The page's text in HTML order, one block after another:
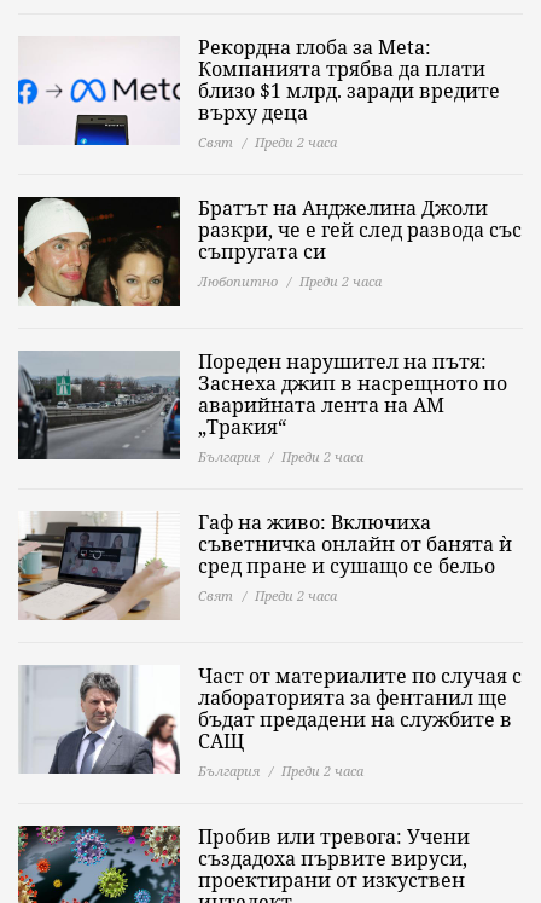
Рекордна глоба за Meta:
Компанията трябва да плати
близо $1 млрд. заради вредите
върху деца
Свят Преди 2 часа
Братът на Анджелина Джоли
разкри, че е гей след развода със
съпругата си
Любопитно Преди 2 часа
Пореден нарушител на пътя:
Заснеха джип в насрещното по
аварийната лента на АМ
„Тракия“
България Преди 2 часа
Гаф на живо: Включиха
съветничка онлайн от банята ѝ
сред пране и сушащо се бельо
Свят Преди 2 часа
Част от материалите по случая с
лабораторията за фентанил ще
бъдат предадени на службите в
САЩ
България Преди 2 часа
Пробив или тревога: Учени
създадоха първите вируси,
проектирани от изкуствен